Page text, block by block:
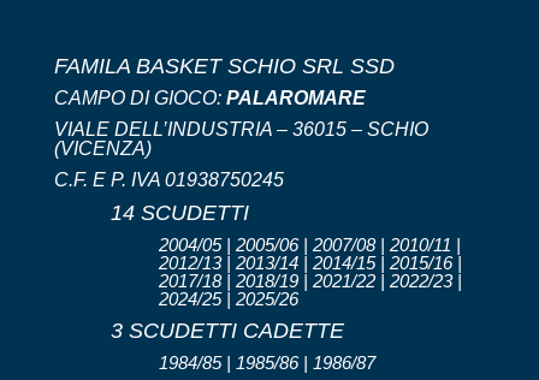
FAMILA BASKET SCHIO SRL SSD
CAMPO DI GIOCO: PALAROMARE
VIALE DELL’INDUSTRIA – 36015 – SCHIO
(VICENZA)
C.F. E P. IVA 01938750245
14 SCUDETTI
2004/05 | 2005/06 | 2007/08 | 2010/11 |
2012/13 | 2013/14 | 2014/15 | 2015/16 |
2017/18 | 2018/19 | 2021/22 | 2022/23 |
2024/25 | 2025/26
3 SCUDETTI CADETTE
1984/85 | 1985/86 | 1986/87